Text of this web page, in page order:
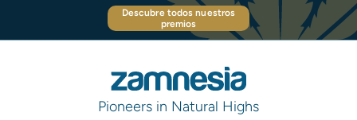
Descubre todos nuestros
premios
Pioneers in Natural Highs